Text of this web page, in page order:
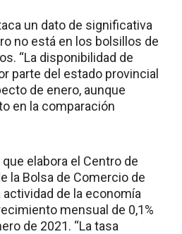
un dato de significativa
no está en los bolsillos de
“La disponibilidad de
parte del estado provincial
de enero, aunque
en la comparación
elabora el Centro de
la Bolsa de Comercio de
actividad de la economía
mensual de 0,1%
de 2021. “La tasa